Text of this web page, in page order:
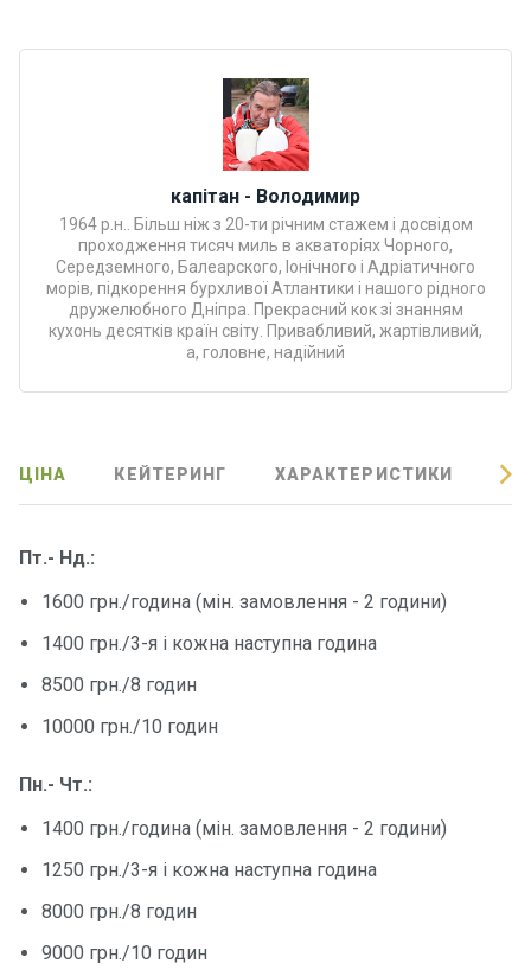
капітан - Володимир
1964 р.н.. Більш ніж з 20-ти річним стажем і досвідом
проходження тисяч миль в акваторіях Чорного,
Середземного, Балеарского, Іонічного і Адріатичного
морів, підкорення бурхливої Атлантики і нашого рідного
дружелюбного Дніпра. Прекрасний кок зі знанням
кухонь десятків країн світу. Привабливий, жартівливий,
а, головне, надійний
ЦІНА КЕЙТЕРИНГ ХАРАКТЕРИСТИКИ
Пт.- Нд.:
1600 грн./година (мін. замовлення - 2 години)
1400 грн./3-я і кожна наступна година
8500 грн./8 годин
10000 грн./10 годин
Пн.- Чт.:
1400 грн./година (мін. замовлення - 2 години)
1250 грн./3-я і кожна наступна година
8000 грн./8 годин
9000 грн./10 годин
Розваг
Річкові
прогул
Контакт